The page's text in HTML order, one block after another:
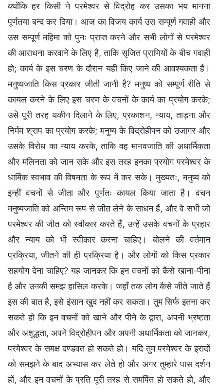
क्योंकि हर किसी ने परमेश्वर से विद्रोह कर उसका भय मानना
पूर्णतया बन्द कर दिया। आज का विजय कार्य उस सम्पूर्ण गवाही और
उस सम्पूर्ण महिमा को पुनः प्राप्त करने और सभी लोगों से परमेश्वर
की आराधना करवाने के लिए है, ताकि सृजित प्राणियों के बीच गवाही
हो; कार्य के इस चरण के दौरान यही किए जाने की आवश्यकता है।
मनुष्यजाति किस प्रकार जीती जानी है? मनुष्य को सम्पूर्ण रीति से
कायल करने के लिए इस चरण के वचनों के कार्य का प्रयोग करके;
उसे पूरी तरह यकीन दिलाने के लिए, प्रकाशन, न्याय, ताड़ना और
निर्मम श्राप का प्रयोग करके; मनुष्य के विद्रोहीपन को उजागर और
उसके विरोध का न्याय करके, ताकि वह मानवजाति की अधार्मिकता
और मलिनता को जान सके और इस तरह इनका प्रयोग परमेश्वर के
धार्मिक स्वभाव की विषमता के रूप में कर सके। मुख्यतः, मनुष्य को
इन्हीं वचनों से जीता और पूर्णतः कायल किया जाता है। वचन
मनुष्यजाति को अन्तिम रूप से जीत लेने के साधन हैं, और वे सभी जो
परमेश्वर की जीत को स्वीकार करते हैं, उन्हें उसके वचनों के प्रहार
और न्याय को भी स्वीकार करना चाहिए। बोलने की वर्तमान
प्रक्रिया, जीतने की ही प्रक्रिया है। और लोगों को किस प्रकार
सहयोग देना चाहिए? यह जानकर कि इन वचनों को कैसे खाना-पीना
है और उनकी समझ हासिल करके। जहाँ तक लोग कैसे जीते जाते हैं
इस की बात है, इसे इंसान खुद नहीं कर सकता। तुम सिर्फ इतना कर
सकते हो कि इन वचनों को खाने और पीने के द्वारा, अपनी भ्रष्टता
और अशुद्धता, अपने विद्रोहीपन और अपनी अधार्मिकता को जानकर,
परमेश्वर के समक्ष दण्डवत हो सकते हो। यदि तुम परमेश्वर के इरादों
को समझने के बाद अभ्यास कर लेते हो और अगर तुम्हारे पास दर्शन
हों, और इन वचनों के प्रति पूरी तरह से समर्पित हो सकते हो, और